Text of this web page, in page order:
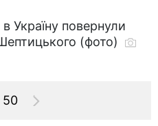
Україну повернули
(фото)
50